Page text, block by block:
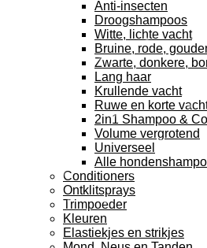
Anti-insecten
Droogshampoos
Witte, lichte vacht
Bruine, rode,
Zwarte, donkere,
Lang haar
Krullende vacht
Ruwe en korte
2in1 Shampoo &
Volume vergrotend
Universeel
Alle
Conditioners
Ontklitsprays
Trimpoeder
Kleuren
Elastiekjes en strikjes